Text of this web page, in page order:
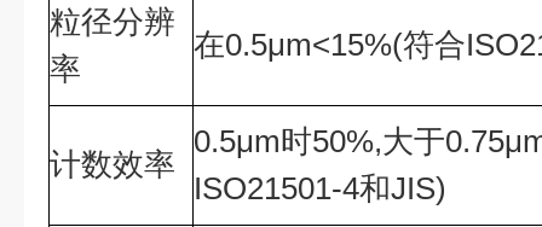
粒径分辨
率
在0.5μm<15%(符合
计数效率
0.5μm时50%,大于
ISO21501-4和JIS)